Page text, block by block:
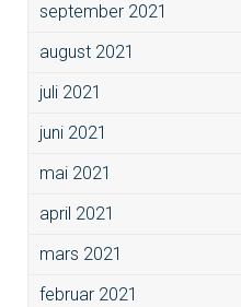
september 2021
august 2021
juli 2021
juni 2021
mai 2021
april 2021
mars 2021
februar 2021